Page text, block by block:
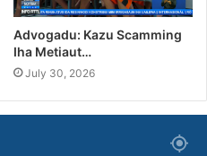
Advogadu: Kazu Scamming
Iha Metiaut…
July 30, 2026